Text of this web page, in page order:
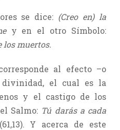
se dice: (Creo en) la
y en el otro Símbolo:
los muertos.
al efecto –o
el cual es la
y el castigo de los
Salmo: Tú darás a cada
(61,13). Y acerca de este